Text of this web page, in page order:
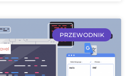
PRZEWODNIK